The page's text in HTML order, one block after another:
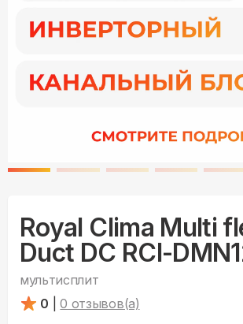
Royal Clima Multi
Duct DC RCI-
мультисплит
0
0 отзывов(а)